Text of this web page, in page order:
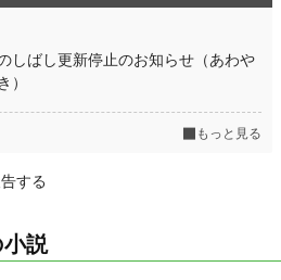
しばし更新停止のお知らせ（あわや
）
もっと見る
する
説